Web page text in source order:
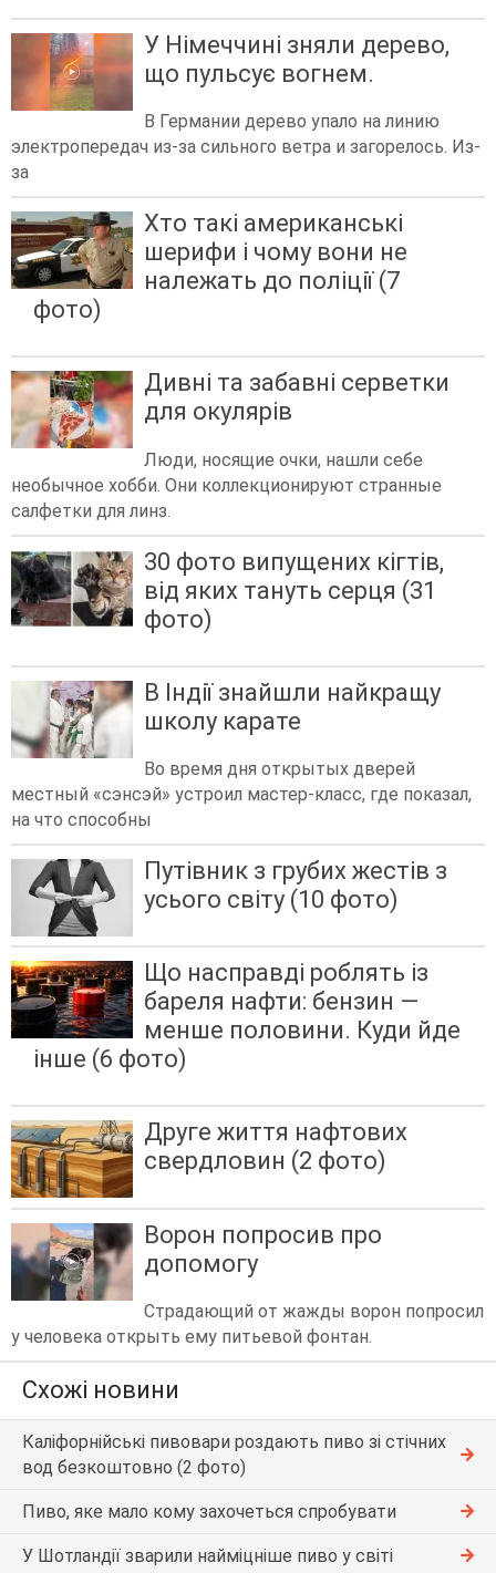
У Німеччині зняли дерево,
що пульсує вогнем.
В Германии дерево упало на линию
электропередач из-за сильного ветра и загорелось. Из-
за
Хто такі американські
шерифи і чому вони не
належать до поліції (7
фото)
Дивні та забавні серветки
для окулярів
Люди, носящие очки, нашли себе
необычное хобби. Они коллекционируют странные
салфетки для линз.
30 фото випущених кігтів,
від яких тануть серця (31
фото)
В Індії знайшли найкращу
школу карате
Во время дня открытых дверей
местный «сэнсэй» устроил мастер-класс, где показал,
на что способны
Путівник з грубих жестів з
усього світу (10 фото)
Що насправді роблять із
бареля нафти: бензин —
менше половини. Куди йде
інше (6 фото)
Друге життя нафтових
свердловин (2 фото)
Ворон попросив про
допомогу
Страдающий от жажды ворон попросил
у человека открыть ему питьевой фонтан.
Схожі новини
Каліфорнійські пивовари роздають пиво зі стічних
вод безкоштовно (2 фото)
Пиво, яке мало кому захочеться спробувати
У Шотландії зварили найміцніше пиво у світі